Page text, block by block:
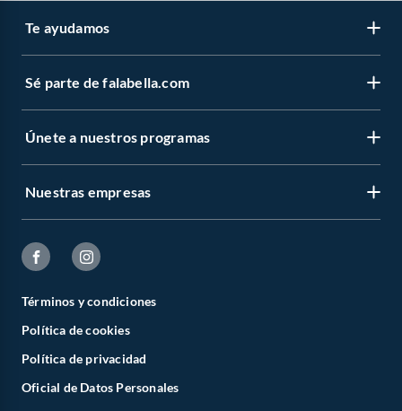
Te ayudamos
Sé parte de falabella.com
Únete a nuestros programas
Nuestras empresas
Términos y condiciones
Política de cookies
Política de privacidad
Oficial de Datos Personales